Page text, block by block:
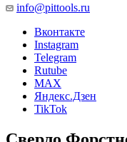
info@pittools.ru
Вконтакте
Instagram
Telegram
Rutube
MAX
Яндекс.Дзен
TikTok